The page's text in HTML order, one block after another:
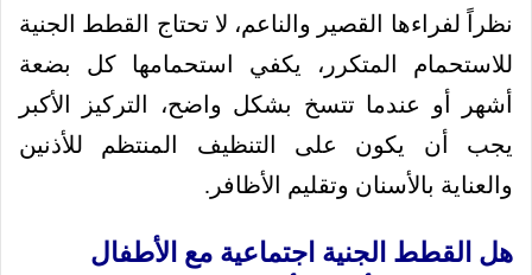
نظراً لفراءها القصير والناعم، لا تحتاج القطط الجنية
للاستحمام المتكرر، يكفي استحمامها كل بضعة
أشهر أو عندما تتسخ بشكل واضح، التركيز الأكبر
يجب أن يكون على التنظيف المنتظم للأذنين
والعناية بالأسنان وتقليم الأظافر.
هل القطط الجنية اجتماعية مع الأطفال